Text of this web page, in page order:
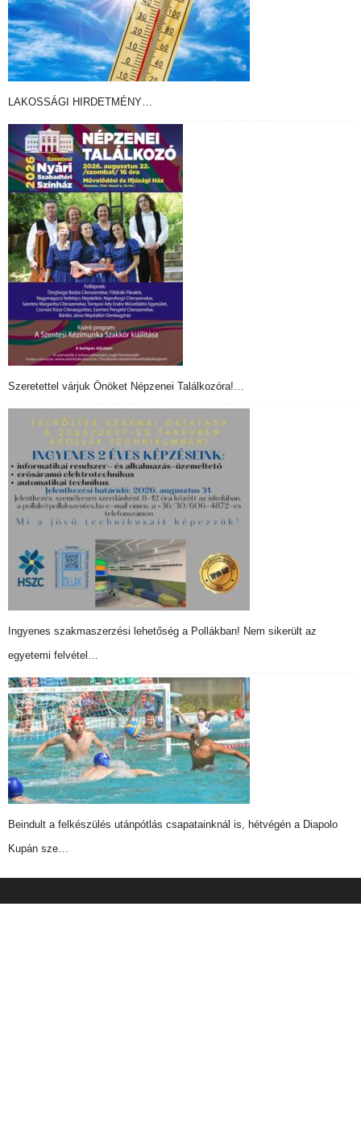
LAKOSSÁGI HIRDETMÉNY…
Szeretettel várjuk Önöket Népzenei Találkozóra!…
Ingyenes szakmaszerzési lehetőség a Pollákban! Nem sikerült az
egyetemi felvétel…
Beindult a felkészülés utánpótlás csapatainknál is, hétvégén a Diapolo
Kupán sze…